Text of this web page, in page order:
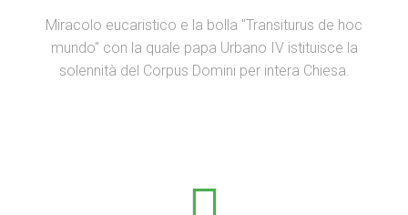
Miracolo eucaristico e la bolla "Transiturus de hoc
mundo" con la quale papa Urbano IV istituisce la
solennità del Corpus Domini per intera Chiesa.